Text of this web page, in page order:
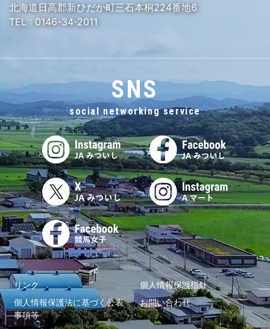
北海道日高郡新ひだか町三石本桐224番地6
TEL : 0146-34-2011
SNS
social networking service
リンク
個人情報保護指針
個人情報保護法に基づく公表
事項等
お問い合わせ